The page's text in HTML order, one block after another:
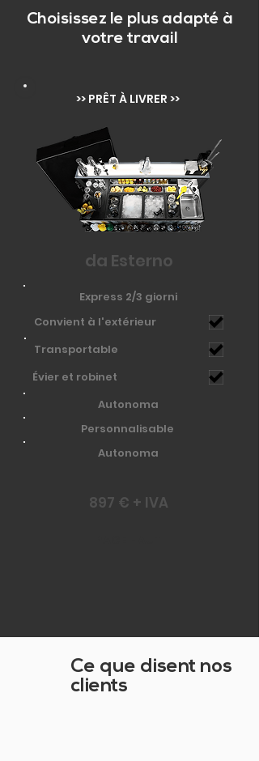
Choisissez le plus adapté à
votre travail
>> PRÊT À LIVRER >>
da Esterno
Express 2/3 giorni
Convient à l'extérieur
Transportable
Évier et robinet
Autonoma
Personnalisable
Autonoma
897 € + IVA
Ce que disent nos
clients